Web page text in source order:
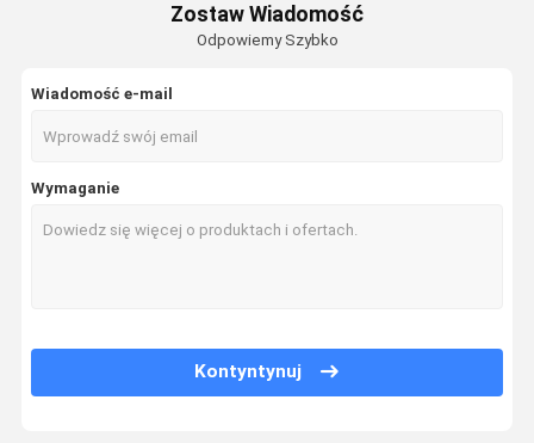
Galeria
Zostaw Wiadomość
Odpowiemy Szybko
Wiadomość e-mail
Wymaganie
Kontyntynuj